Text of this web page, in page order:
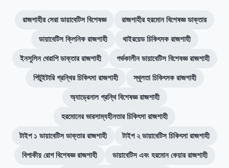
রাজশাহীর সেরা ডায়াবেটিস বিশেষজ্ঞ রাজশাহীর হরমোন বিশেষজ্ঞ ডাক্তার
ডায়াবেটিস ক্লিনিক রাজশাহী থাইরয়েড চিকিৎসক রাজশাহী
ইনসুলিন থেরাপি ডাক্তার রাজশাহী গর্ভকালীন ডায়াবেটিস বিশেষজ্ঞ রাজশাহী
পিটুইটারি গ্রন্থির চিকিৎসা রাজশাহী স্থূলতা চিকিৎসক রাজশাহী
অ্যাড্রেনাল গ্রন্থি বিশেষজ্ঞ রাজশাহী
হরমোনের ভারসাম্যহীনতার চিকিৎসা রাজশাহী
টাইপ ১ ডায়াবেটিস ডাক্তার রাজশাহী টাইপ ২ ডায়াবেটিস চিকিৎসা রাজশাহী
বিপাকীয় রোগ বিশেষজ্ঞ রাজশাহী ডায়াবেটিস এবং হরমোন কেয়ার রাজশাহী